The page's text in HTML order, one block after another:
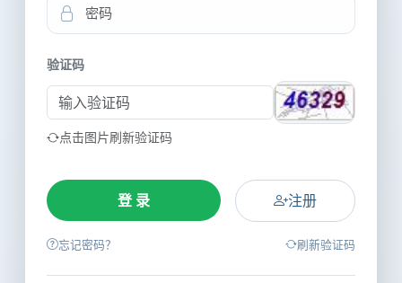
验证码
点击图片刷新验证码
注册
忘记密码？ 刷新验证码